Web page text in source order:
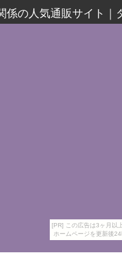
[PR] この広告は3ヶ月以
ホームページを更新後
係の人気通販サイト